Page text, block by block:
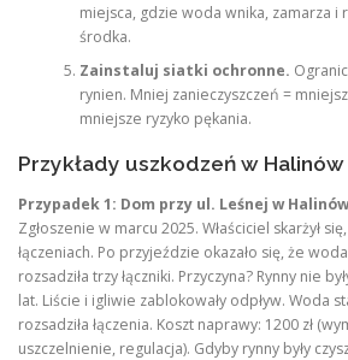
miejsca, gdzie woda wnika, zamarza i
środka.
Zainstaluj siatki ochronne.
rynien. Mniej zanieczyszczeń =
mniejsze ryzyko pękania.
Przykłady uszkodzeń w
Przypadek 1: Dom przy ul. Leśnej w
Zgłoszenie w marcu 2025. Właściciel skarżył
łączeniach. Po przyjeździe okazało się, że
rozsadziła trzy łączniki. Przyczyna? Rynny nie
lat. Liście i igliwie zablokowały odpływ. Woda
rozsadziła łączenia. Koszt naprawy: 1200 zł
uszczelnienie, regulacja). Gdyby rynny były